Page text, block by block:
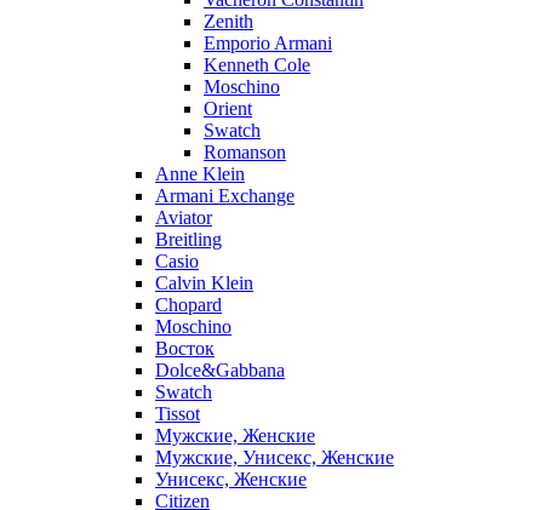
Zenith
Emporio Armani
Kenneth Cole
Moschino
Orient
Swatch
Romanson
Anne Klein
Armani Exchange
Aviator
Breitling
Casio
Calvin Klein
Chopard
Moschino
Восток
Dolce&Gabbana
Swatch
Tissot
Мужские, Женские
Мужские, Унисекс, Женские
Унисекс, Женские
Citizen